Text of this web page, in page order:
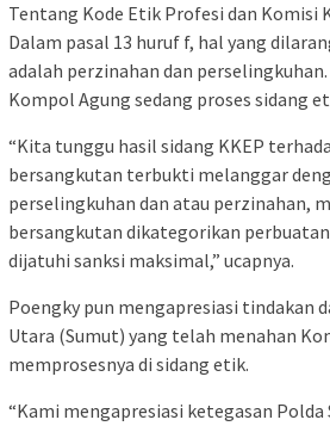
Tentang Kode Etik Profesi dan Komisi
Dalam pasal 13 huruf f, hal yang
adalah perzinahan dan
Kompol Agung sedang proses sidang
“Kita tunggu hasil sidang KKEP
bersangkutan terbukti melanggar
perselingkuhan dan atau perzinahan,
bersangkutan dikategorikan
dijatuhi sanksi maksimal,” ucapnya.
Poengky pun mengapresiasi tindakan
Utara (Sumut) yang telah menahan
memprosesnya di sidang etik.
“Kami mengapresiasi ketegasan